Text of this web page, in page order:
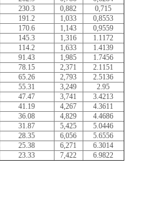
230.3 0,882
0,715
191.2 1,033
0,8553
170.6 1,143
0,9559
145.3 1,316
1.1172
114.2 1,633
1.4139
91.43 1,985
1.7456
78.15 2,371
2.1151
65.26 2,793
2.5136
55.31 3,249
2.95
47.47 3,741
3.4213
41.19 4,267
4.3611
36.08 4,829
4.4686
31.87 5,425
5.0446
28.35 6,056
5.6556
25.38 6,271
6.3014
23.33 7,422 6.9822